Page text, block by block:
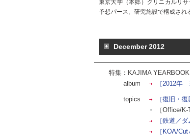
東京大学（本郷）クリニカルリ
予想パース。研究施設で構成され
December 2012
特集：KAJIMA
album
［2012年
topics
［復旧・
［Office/
［鉄道／ダ
［KOA/